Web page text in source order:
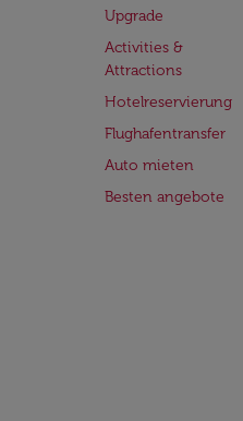
Upgrade
Activities &
Attractions
Hotelreservierung
Flughafentransfer
Auto mieten
Besten angebote